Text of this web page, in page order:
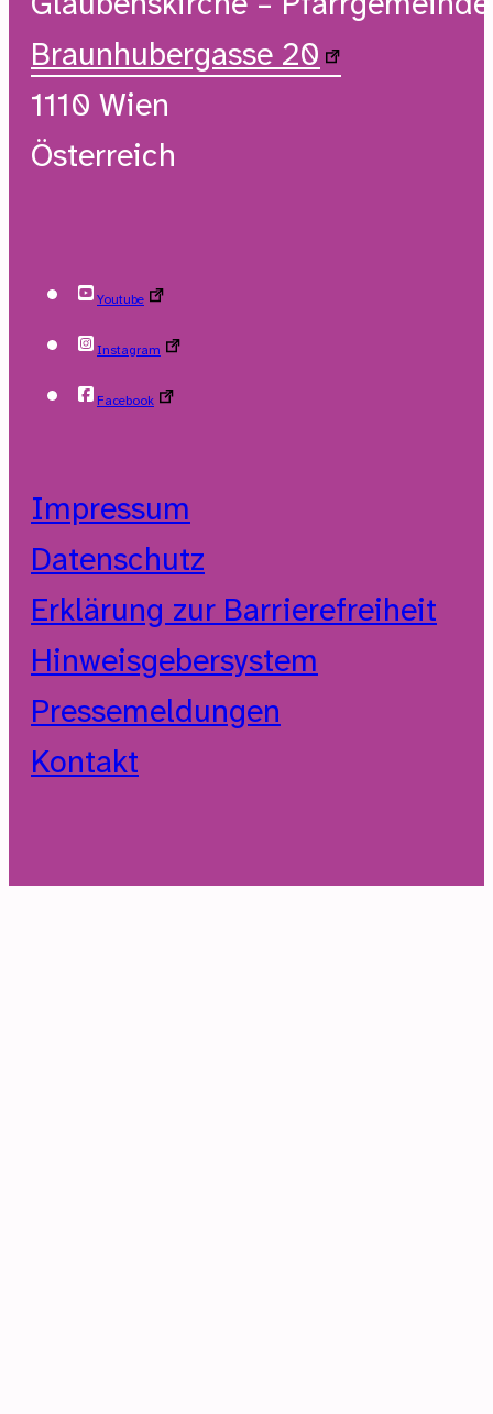
Braunhubergasse 20
1110 Wien
Österreich
Youtube
Instagram
Facebook
Impressum
Datenschutz
Erklärung zur Barrierefreiheit
Hinweisgebersystem
Pressemeldungen
Kontakt